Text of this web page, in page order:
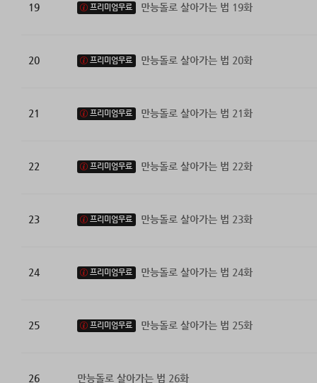
19 프리미엄무료 만능돌로 살아가는 법 19화
20 프리미엄무료 만능돌로 살아가는 법 20화
21 프리미엄무료 만능돌로 살아가는 법 21화
22 프리미엄무료 만능돌로 살아가는 법 22화
23 프리미엄무료 만능돌로 살아가는 법 23화
24 프리미엄무료 만능돌로 살아가는 법 24화
25 프리미엄무료 만능돌로 살아가는 법 25화
26 만능돌로 살아가는 법 26화